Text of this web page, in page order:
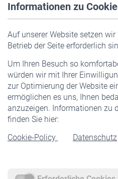
Informationen zu
Auf unserer Website setzen
Betrieb der Seite erforderlich
Um Ihren Besuch so
würden wir mit Ihrer
zur Optimierung der Website
ermöglichen es uns, Ihnen
anzuzeigen. Informationen zu
finden Sie hier:
Cookie-Policy
Datenschutz
Pflichtversicherung
Staatliche Förderung
Veranstaltungen
Rentner
Rentenbeginn
Rente beantragen